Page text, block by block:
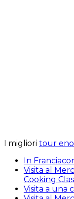
I migliori tour
In
Visita al
Cooking
Visita a una